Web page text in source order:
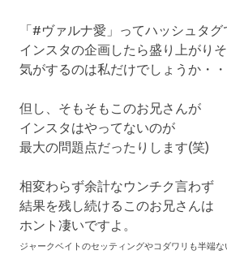
「#ヴァルナ愛」ってハッシュタグ
インスタの企画したら盛り上がり
気がするのは私だけでしょうか・・
但し、そもそもこのお兄さんが
インスタはやってないのが
最大の問題点だったりします(笑)
相変わらず余計なウンチク言わず
結果を残し続けるこのお兄さんは
ホント凄いですよ。
ジャークベイトのセッティングやコダワリも半端な